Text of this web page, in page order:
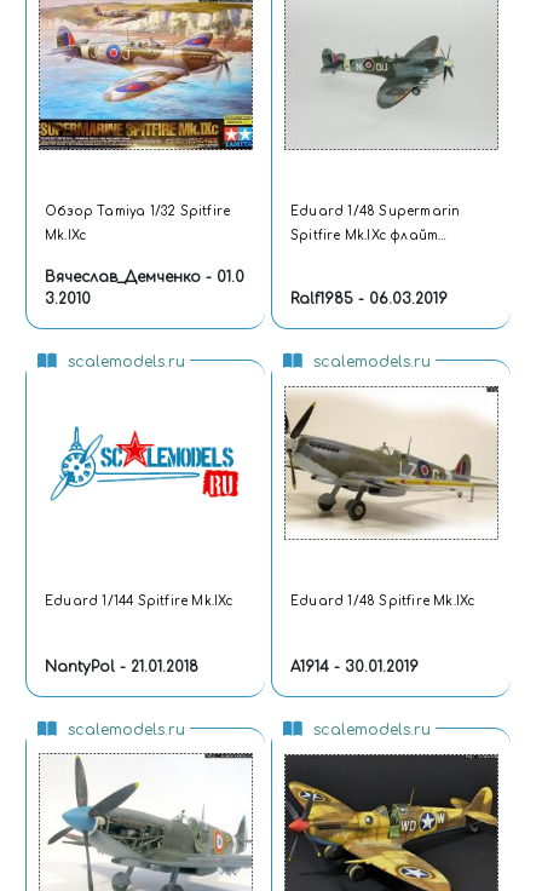
Обзор Tamiya 1/32 Spitfire
Mk.IXc
Вячеслав_Демченко - 01.0
3.2010
Eduard 1/48 Supermarin
Spitfire Mk.IXc флайт
Ralf1985 - 06.03.2019
scalemodels.ru
Eduard 1/144 Spitfire Mk.IXc
NantyPol - 21.01.2018
scalemodels.ru
Eduard 1/48 Spitfire Mk.IXc
A1914 - 30.01.2019
scalemodels.ru scalemodels.ru